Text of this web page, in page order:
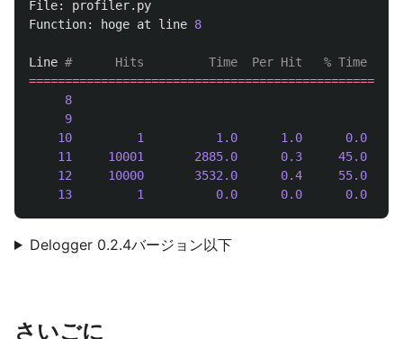
File: profiler. py
Function: hoge at line 8
Line
8
9
10
1 1.0 1.0 0.0
11
10001 2885.0 0.3 45.0
12
10000 3532.0 0.4 55.0
13
1 0.0 0.0 0.0
Delogger 0.2.4バージョン以下
さいごに